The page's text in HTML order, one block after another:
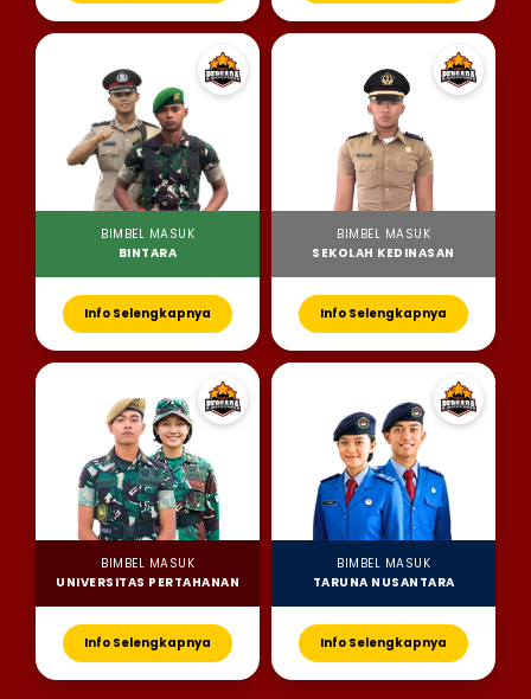
BIMBEL MASUK
BINTARA
Info Selengkapnya
BIMBEL MASUK
SEKOLAH KEDINASAN
Info Selengkapnya
BIMBEL MASUK
UNIVERSITAS PERTAHANAN
Info Selengkapnya
BIMBEL MASUK
TARUNA NUSANTARA
Info Selengkapnya